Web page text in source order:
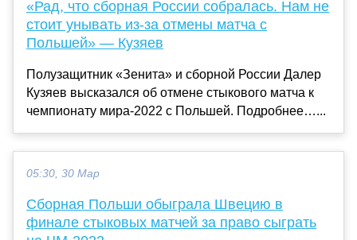
«Рад, что сборная России собралась. Нам не
стоит унывать из-за отмены матча с
Польшей» — Кузяев
Полузащитник «Зенита» и сборной России Далер
Кузяев высказался об отмене стыкового матча к
чемпионату мира-2022 с Польшей. Подробнее…...
05:30, 30 Мар
Сборная Польши обыграла Швецию в
финале стыковых матчей за право сыграть